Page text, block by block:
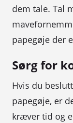
dem tale. Tal
papegøje der
Sørg for
Hvis du
papegøje, er
kræver tid og